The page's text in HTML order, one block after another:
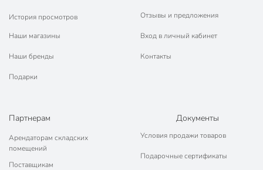
История просмотров
Наши магазины
Наши бренды
Подарки
Отзывы и предложения
Вход в личный кабинет
Контакты
Партнерам
Арендаторам складских
помещений
Поставщикам
Документы
Условия продажи товаров
Подарочные сертификаты